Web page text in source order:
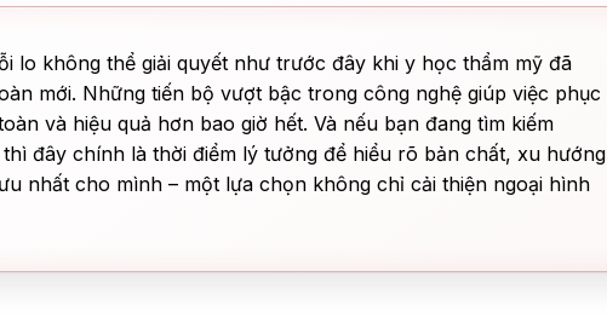
lo không thể giải quyết như trước đây khi y học thẩm mỹ đã
mới. Những tiến bộ vượt bậc trong công nghệ giúp việc phục
và hiệu quả hơn bao giờ hết. Và nếu bạn đang tìm kiếm
thì đây chính là thời điểm lý tưởng để hiểu rõ bản chất, xu hướng
nhất cho mình – một lựa chọn không chỉ cải thiện ngoại hình